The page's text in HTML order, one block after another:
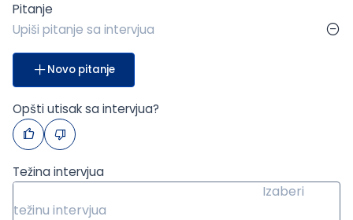
Pitanje
Novo pitanje
Opšti utisak sa intervjua?
Težina intervjua
Izaberi
težinu intervjua